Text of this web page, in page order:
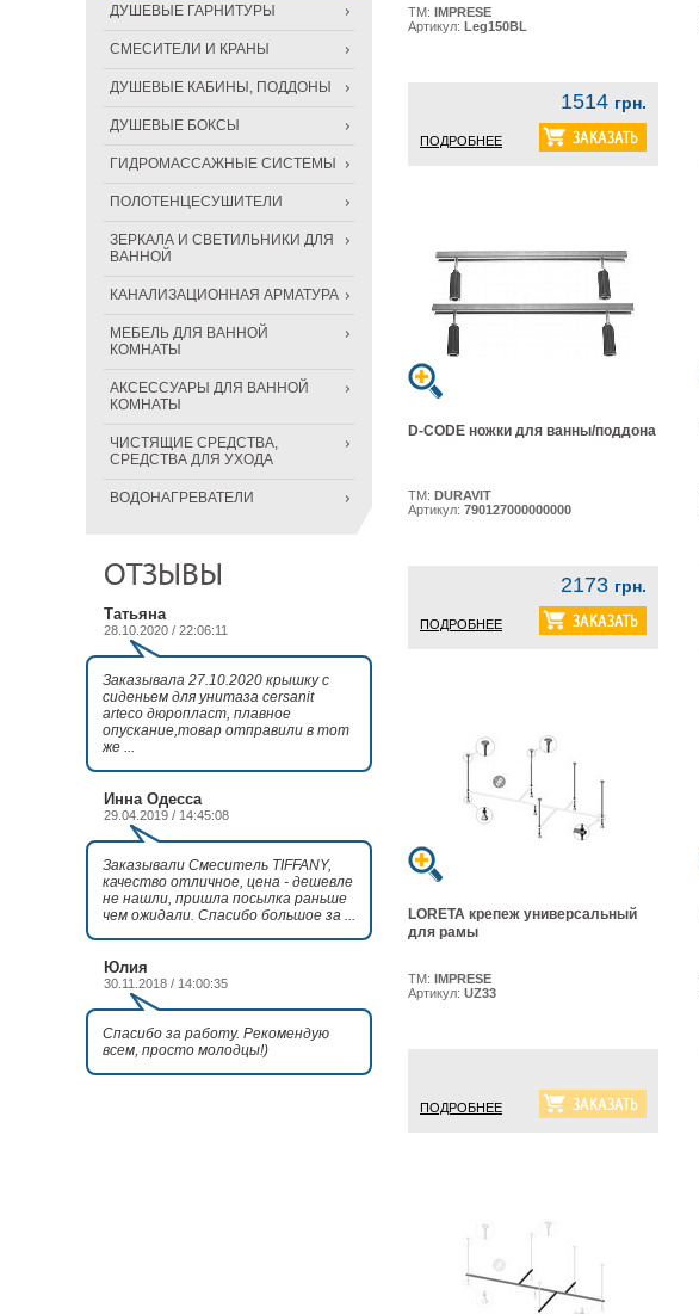
ДУШЕВЫЕ ГАРНИТУРЫ
СМЕСИТЕЛИ И КРАНЫ
ДУШЕВЫЕ КАБИНЫ, ПОДДОНЫ
ДУШЕВЫЕ БОКСЫ
ГИДРОМАССАЖНЫЕ СИСТЕМЫ
ПОЛОТЕНЦЕСУШИТЕЛИ
ЗЕРКАЛА И СВЕТИЛЬНИКИ ДЛЯ
ВАННОЙ
КАНАЛИЗАЦИОННАЯ АРМАТУРА
МЕБЕЛЬ ДЛЯ ВАННОЙ
КОМНАТЫ
АКСЕССУАРЫ ДЛЯ ВАННОЙ
КОМНАТЫ
ЧИСТЯЩИЕ СРЕДСТВА,
СРЕДСТВА ДЛЯ УХОДА
ВОДОНАГРЕВАТЕЛИ
ОТЗЫВЫ
Татьяна
28.10.2020 / 22:06:11
Заказывала 27.10.2020 крышку с
сиденьем для унитаза cersanit
arteco дюропласт, плавное
опускание,товар отправили в тот
же ...
Инна Одесса
29.04.2019 / 14:45:08
Заказывали Смеситель TIFFANY,
качество отличное, цена - дешевле
не нашли, пришла посылка раньше
чем ожидали. Спасибо большое за ...
Юлия
30.11.2018 / 14:00:35
Спасибо за работу. Рекомендую
всем, просто молодцы!)
ТМ: IMPRESE
Артикул: Leg150BL
ПОДРОБНЕЕ
1514 грн.
D-CODE ножки для ванны/поддона
ТМ: DURAVIT
Артикул: 790127000000000
ПОДРОБНЕЕ
2173 грн.
LORETA крепеж универсальный
для рамы
ТМ: IMPRESE
Артикул: UZ33
ПОДРОБНЕЕ